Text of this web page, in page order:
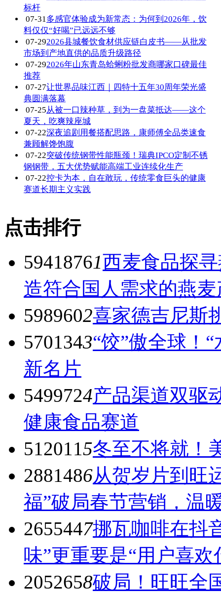
标杆
07-31多感官体验成为新常态：为何到2026年，饮
料仅仅“好喝”已远远不够
07-292026县城餐饮食材供应链白皮书——从批发
市场到产地直供的品质升级路径
07-292026年山东青岛蛤蜊粉批发商哪家口碑最佳
推荐
07-27让世界品味江西｜四特十五年30周年荣光盛
典圆满落幕
07-25从被一口辣种草，到为一盘菜抵达——这个
夏天，吃爽辣座城
07-22深夜追剧用餐搭配思路，康师傅全品类速食
兼顾解馋饱腹
07-22突破传统钢带性能瓶颈！瑞典IPCO定制不锈
钢钢带，五大优势赋能高端工业连续化生产
07-22控卡为本，自在敢玩，传统零食巨头的健康
赛道长期主义实践
点击排行
59418761西麦食品探
造符合国人需求的燕麦
5989602喜家德吉尼斯
5701343“饺”傲全球！
新名片
5499724产品渠道双驱
健康食品赛道
5120115冬至不将就！
2881486从贺岁片到旺
福”破局春节营销，温
2655447挪瓦咖啡在抖
味”更重要是“用户喜欢
2052658破局！旺旺全